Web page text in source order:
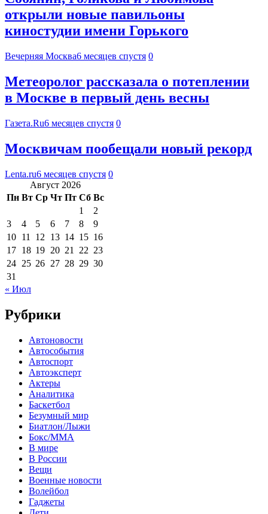
открыли новые павильоны
киностудии имени Горького
Вечерняя Москва6 месяцев спустя 0
Метеоролог рассказала о потеплении
в Москве в первый день весны
Газета.Ru6 месяцев спустя 0
Москвичам пообещали новый рекорд
Lenta.ru6 месяцев спустя 0
Август 2026
Пн Вт Ср Чт Пт Сб Вс
1
2
3
4 5 6 7 8
9
10 11 12 13 14 15 16
17 18 19 20 21 22 23
24 25 26 27 28 29 30
31
« Июл
Рубрики
Автоновости
Автособытия
Автоспорт
Автоэксперт
Актеры
Аналитика
Баскетбол
Безумный мир
Биатлон/Лыжи
Бокс/MMA
В мире
В России
Вещи
Военные новости
Волейбол
Гаджеты